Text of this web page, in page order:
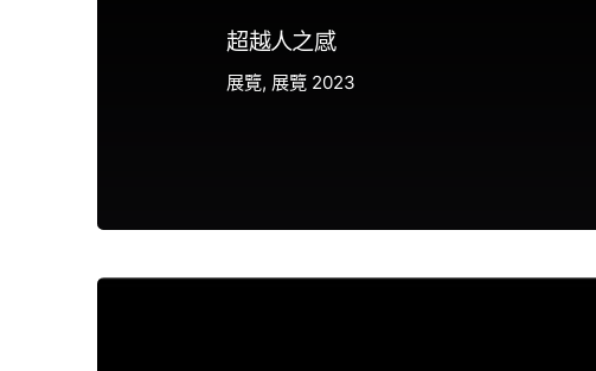
超越人之感
展覽 展覽 2023